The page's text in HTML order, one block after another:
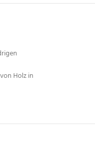
Holz in